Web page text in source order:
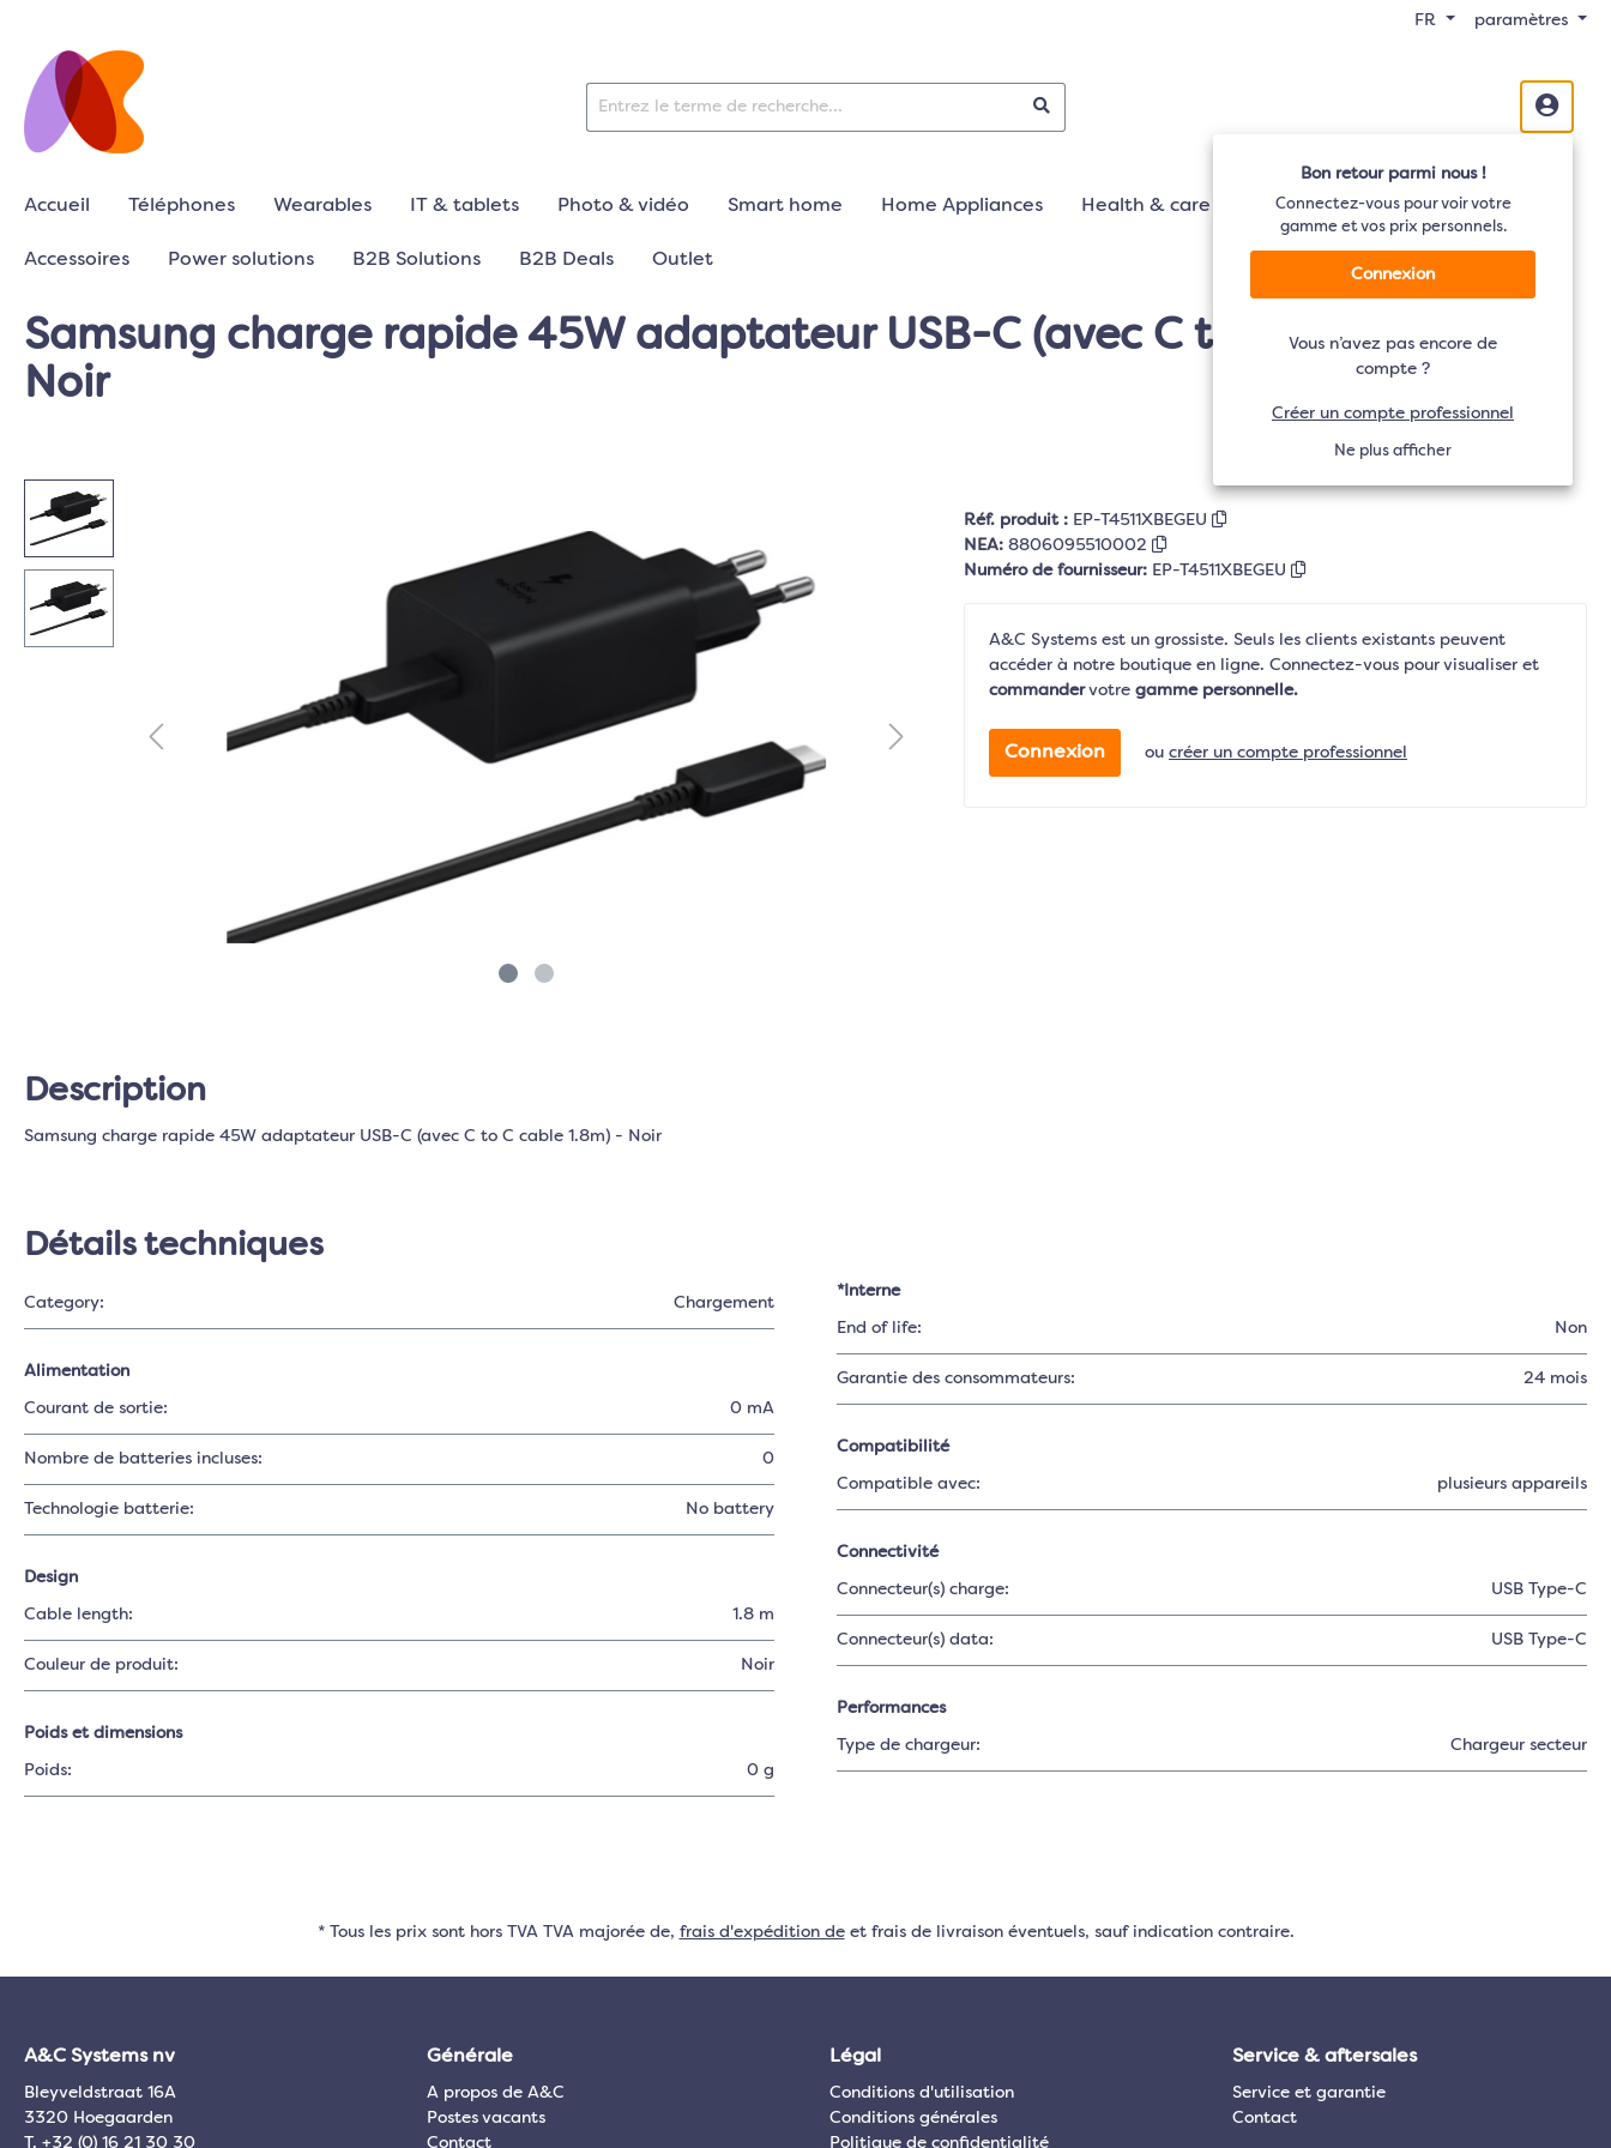
FR paramètres
Bon retour parmi nous !
Connectez-vous pour voir votre
gamme et vos prix personnels.
Connexion
Vous n’avez pas encore de
compte ?
Créer un compte professionnel
Ne plus afficher
Accueil Téléphones Wearables IT & tablets Photo & vidéo Smart home Home Appliances Health & care Mobilité Audio TV
Accessoires Power solutions B2B Solutions B2B Deals Outlet
Samsung charge rapide 45W adaptateur USB-C (avec C to C cable 1.8m) -
Noir
Réf. produit : EP-T4511XBEGEU
NEA: 8806095510002
Numéro de fournisseur: EP-T4511XBEGEU
A&C Systems est un grossiste. Seuls les clients existants peuvent
accéder à notre boutique en ligne. Connectez-vous pour visualiser et
commandervotre gamme personnelle.
Connexion ou créer un compte professionnel
Description
Samsung charge rapide 45W adaptateur USB-C (avec C to C cable 1.8m) - Noir
Détails techniques
Category: Chargement
*Interne
End of life: Non
Garantie des consommateurs: 24 mois
Alimentation
Courant de sortie: 0 mA
Nombre de batteries incluses: 0
Technologie batterie: No battery
Compatibilité
Compatible avec: plusieurs appareils
Connectivité
Connecteur(s) charge: USB Type-C
Connecteur(s) data: USB Type-C
Design
Cable length: 1.8 m
Couleur de produit: Noir
Performances
Type de chargeur: Chargeur secteur
Poids et dimensions
Poids: 0 g
* Tous les prix sont hors TVA TVA majorée de, frais d'expédition deet frais de livraison éventuels, sauf indication contraire.
A&C Systems nv
Bleyveldstraat 16A
3320 Hoegaarden
T. +32 (0) 16 21 30 30
Générale
A propos de A&C
Postes vacants
Contact
Légal
Conditions d'utilisation
Conditions générales
Politique de confidentialité
Service & aftersales
Service et garantie
Contact